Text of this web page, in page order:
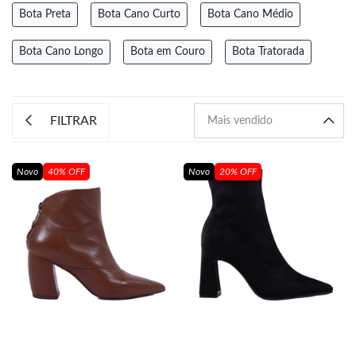
Bota Preta Bota Cano Curto Bota Cano Médio
Bota Cano Longo Bota em Couro Bota Tratorada
FILTRAR
Novo 40% OFF Novo 20% OFF